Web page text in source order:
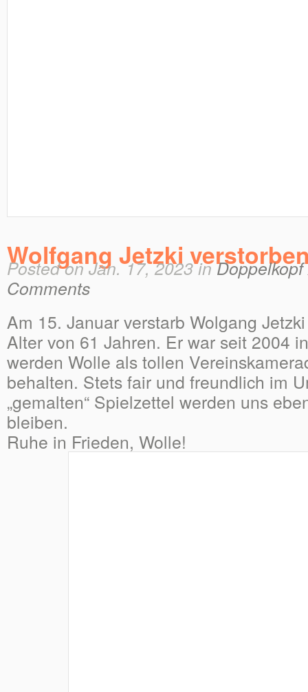
Wolfgang Jetzki
Posted on Jan. 17, 2023 in
Comments
Am 15. Januar verstarb Wolgang
Alter von 61 Jahren. Er war seit 2004
werden Wolle als tollen
behalten. Stets fair und freundlich im
„gemalten“ Spielzettel werden uns
bleiben.
Ruhe in Frieden, Wolle!